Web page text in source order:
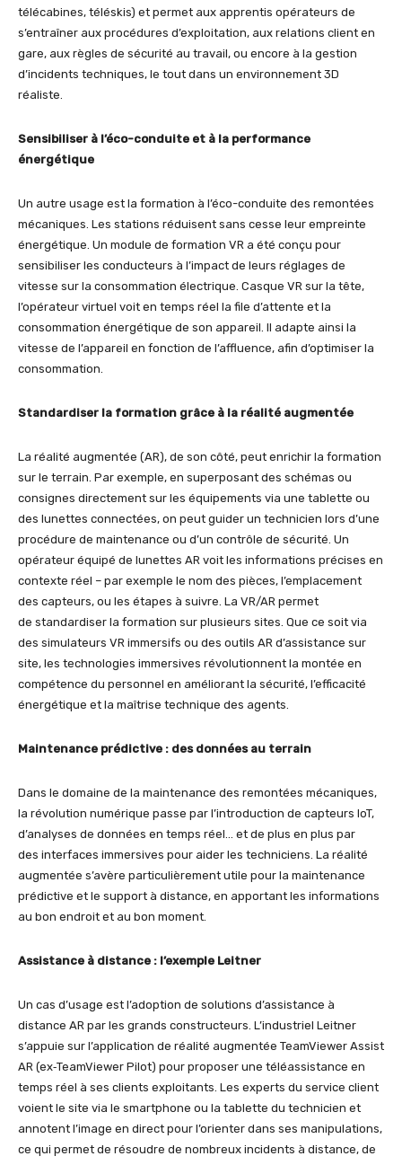
télécabines, téléskis) et permet aux apprentis opérateurs de
s’entraîner aux procédures d’exploitation, aux relations client en
gare, aux règles de sécurité au travail, ou encore à la gestion
d’incidents techniques, le tout dans un environnement 3D
réaliste.
Sensibiliser à l’éco-conduite et à la performance
énergétique
Un autre usage est la formation à l’éco-conduite des remontées
mécaniques. Les stations réduisent sans cesse leur empreinte
énergétique. Un module de formation VR a été conçu pour
sensibiliser les conducteurs à l’impact de leurs réglages de
vitesse sur la consommation électrique. Casque VR sur la tête,
l’opérateur virtuel voit en temps réel la file d’attente et la
consommation énergétique de son appareil. Il adapte ainsi la
vitesse de l’appareil en fonction de l’affluence, afin d’optimiser la
consommation.
Standardiser la formation grâce à la réalité augmentée
La réalité augmentée (AR), de son côté, peut enrichir la formation
sur le terrain. Par exemple, en superposant des schémas ou
consignes directement sur les équipements via une tablette ou
des lunettes connectées, on peut guider un technicien lors d’une
procédure de maintenance ou d’un contrôle de sécurité. Un
opérateur équipé de lunettes AR voit les informations précises en
contexte réel – par exemple le nom des pièces, l’emplacement
des capteurs, ou les étapes à suivre. La VR/AR permet
de standardiser la formation sur plusieurs sites. Que ce soit via
des simulateurs VR immersifs ou des outils AR d’assistance sur
site, les technologies immersives révolutionnent la montée en
compétence du personnel en améliorant la sécurité, l’efficacité
énergétique et la maîtrise technique des agents.
Maintenance prédictive : des données au terrain
Dans le domaine de la maintenance des remontées mécaniques,
la révolution numérique passe par l’introduction de capteurs IoT,
d’analyses de données en temps réel… et de plus en plus par
des interfaces immersives pour aider les techniciens. La réalité
augmentée s’avère particulièrement utile pour la maintenance
prédictive et le support à distance, en apportant les informations
au bon endroit et au bon moment.
Assistance à distance : l’exemple Leitner
Un cas d’usage est l’adoption de solutions d’assistance à
distance AR par les grands constructeurs. L’industriel Leitner
s’appuie sur l’application de réalité augmentée TeamViewer Assist
AR (ex‑TeamViewer Pilot) pour proposer une téléassistance en
temps réel à ses clients exploitants. Les experts du service client
voient le site via le smartphone ou la tablette du technicien et
annotent l’image en direct pour l’orienter dans ses manipulations,
ce qui permet de résoudre de nombreux incidents à distance, de